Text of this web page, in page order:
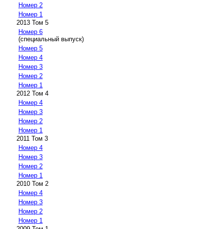
Номер 2
Номер 1
2013 Том 5
Номер 6
(специальный выпуск)
Номер 5
Номер 4
Номер 3
Номер 2
Номер 1
2012 Том 4
Номер 4
Номер 3
Номер 2
Номер 1
2011 Том 3
Номер 4
Номер 3
Номер 2
Номер 1
2010 Том 2
Номер 4
Номер 3
Номер 2
Номер 1